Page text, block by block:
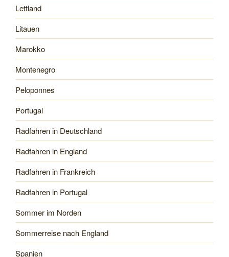
Lettland
Litauen
Marokko
Montenegro
Peloponnes
Portugal
Radfahren in Deutschland
Radfahren in England
Radfahren in Frankreich
Radfahren in Portugal
Sommer im Norden
Sommerreise nach England
Spanien